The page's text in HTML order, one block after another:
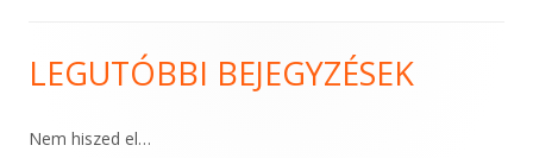
Main
Sidebar
LEGUTÓBBI BEJEGYZÉSEK
Nem hiszed el…